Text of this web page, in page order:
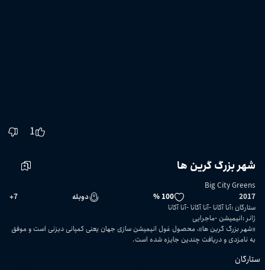
1
شهر بزرگ گرین ها
Big City Greens
2017
100 % دوبله 7
+
ستارگان :آنا آکانا آنا آکانا آنا آکانا
ژانر:انیمیشن ماجرایی
«شهر بزرگ گرین ها»، محصول غول انیمیشن سازی جهان یعنی کمپانی دیزنی است و موفق
به نامزدی و دریافت چندین جایزه شده است.
ستارگان